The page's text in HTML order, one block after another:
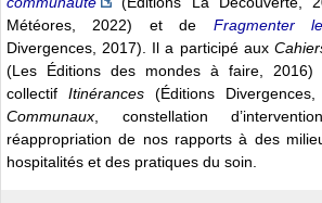
Météores, 2022) et de Fragmenter
Divergences, 2017). Il a participé aux
(Les Éditions des mondes à faire,
collectifItinérances (Éditions
Communaux, constellation
réappropriation de nos rapports à des
hospitalités et des pratiques du soin.